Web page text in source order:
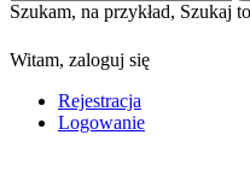
Szukam, na przykład, Szukaj
Witam, zaloguj się
Rejestracja
Logowanie